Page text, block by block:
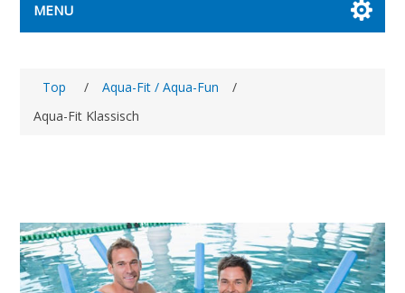
MENU
Top / Aqua-Fit / Aqua-Fun
/
Aqua-Fit Klassisch